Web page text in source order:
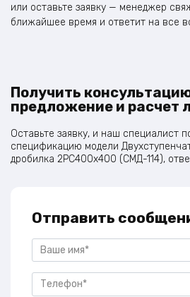
или оставьте заявку — менеджер
ближайшее время и ответит на все
Получить
предложение и расчет
Оставьте заявку, и наш специалист
спецификацию модели
дробилка 2PC400x400 (СМД-114),
Отправить